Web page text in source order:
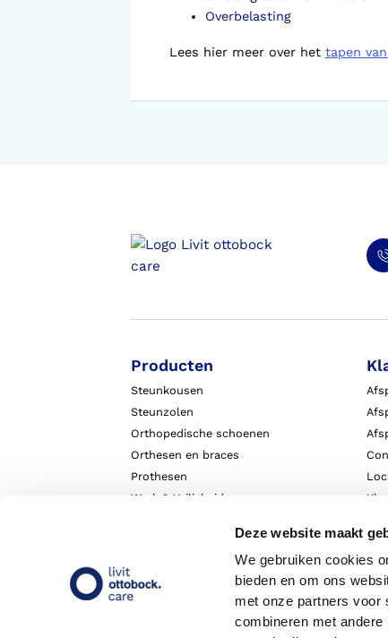
Deze website maakt
We gebruiken cookies
bieden en om ons
met onze partners voor
combineren met
Overbelasting
Lees hier meer over het tapen
Producten
Steunkousen
Steunzolen
Orthopedische schoenen
Orthesen en braces
Prothesen
Werk & Veiligheid